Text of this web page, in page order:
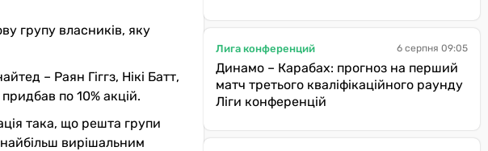
групу власників, яку
– Раян Гіггз, Нікі Батт,
по 10% акцій.
така, що решта групи
вирішальним
Лига конференций 6 серпня 09:05
Динамо – Карабах: прогноз на перший
матч третього кваліфікаційного раунду
Ліги конференцій